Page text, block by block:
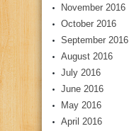
November 2016
October 2016
September 2016
August 2016
July 2016
June 2016
May 2016
April 2016